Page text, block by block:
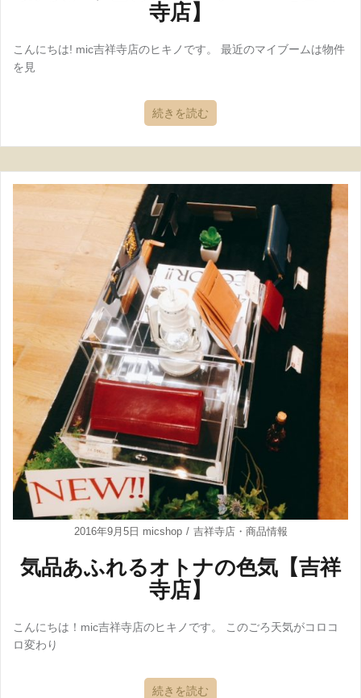
寺店】
こんにちは! mic吉祥寺店のヒキノです。 最近のマイブームは物件
を見
続きを読む
2016年9月5日 micshop 吉祥寺店・ 商品情報
気品あふれるオトナの色気【吉祥
寺店】
こんにちは！mic吉祥寺店のヒキノです。 このごろ天気がコロコ
ロ変わり
続きを読む